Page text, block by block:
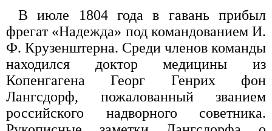
В июле 1804 года в гавань прибыл
фрегат «Надежда» под командованием И.
Ф. Крузенштерна. Среди членов команды
находился доктор медицины из
Копенгагена Георг Генрих фон
Лангсдорф, пожалованный званием
российского надворного советника.